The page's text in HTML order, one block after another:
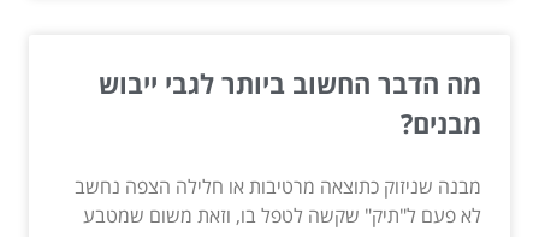
מה הדבר החשוב ביותר לגבי ייבוש
מבנים?
מבנה שניזוק כתוצאה מרטיבות או חלילה הצפה נחשב
לא פעם ל"תיק" שקשה לטפל בו, וזאת משום שמטבע